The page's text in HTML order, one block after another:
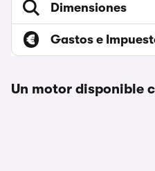
Dimensiones
Gastos e
Un motor disponible